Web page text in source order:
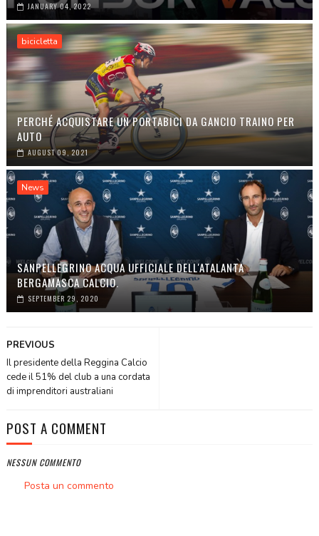
JANUARY 04, 2022
bicicletta
PERCHÉ ACQUISTARE UN PORTABICI DA GANCIO TRAINO PER
AUTO
AUGUST 09, 2021
News
SANPELLEGRINO ACQUA UFFICIALE DELL'ATALANTA
BERGAMASCA CALCIO.
SEPTEMBER 29, 2020
PREVIOUS
Il presidente della Reggina Calcio
cede il 51% del club a una cordata
di imprenditori australiani
POST A COMMENT
NESSUN COMMENTO
Posta un commento